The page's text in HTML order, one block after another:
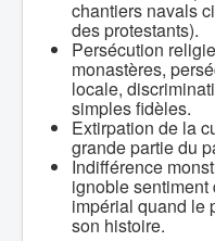
chantiers navals
des protestants).
Persécution
monastères,
locale,
simples fidèles.
Extirpation de la
grande partie du
Indifférence
ignoble
impérial quand le
son histoire.